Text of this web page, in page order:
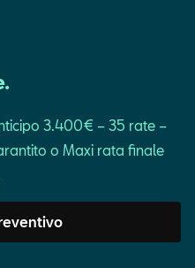
3.400€ – 35 rate –
o Maxi rata finale